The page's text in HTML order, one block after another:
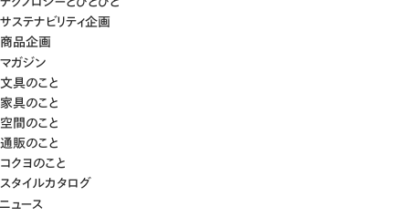
サステナビリティ企画
商品企画
マガジン
文具のこと
家具のこと
空間のこと
通販のこと
コクヨのこと
スタイルカタログ
ニュース